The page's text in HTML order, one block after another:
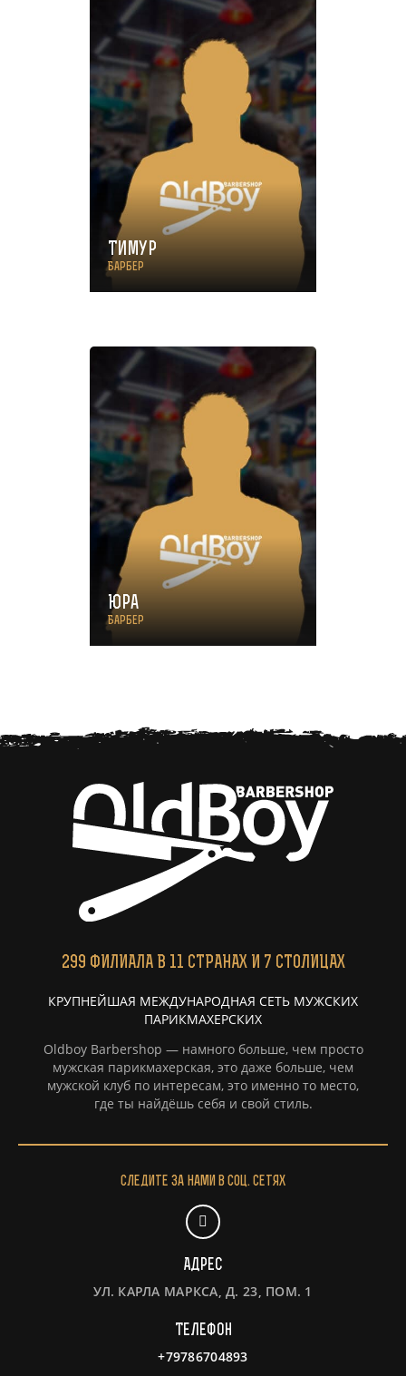
Тимур
Барбер
Юра
Барбер
299 ФИЛИАЛАВ 11 СТРАНАХ И 7 СТОЛИЦАХ
КРУПНЕЙШАЯ МЕЖДУНАРОДНАЯ СЕТЬ МУЖСКИХ
ПАРИКМАХЕРСКИХ
Oldboy Barbershop — намного больше, чем просто
мужская парикмахерская, это даже больше, чем
мужской клуб по интересам, это именно то место,
где ты найдёшь себя и свой стиль.
Следите за нами в соц. сетях
Адрес
УЛ. КАРЛА МАРКСА, Д. 23, ПОМ. 1
Телефон
+79786704893